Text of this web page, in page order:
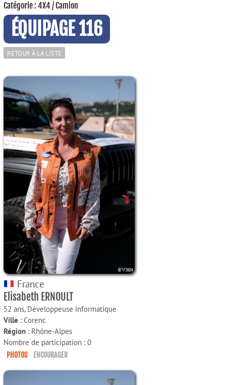
Catégorie : 4X4 / Camion
ÉQUIPAGE 116
RETOUR À LA LISTE
France
Elisabeth ERNOULT
52 ans, Développeuse informatique
Ville : Corenc
Région : Rhône-Alpes
Nombre de participation : 0
PHOTOS ENCOURAGER